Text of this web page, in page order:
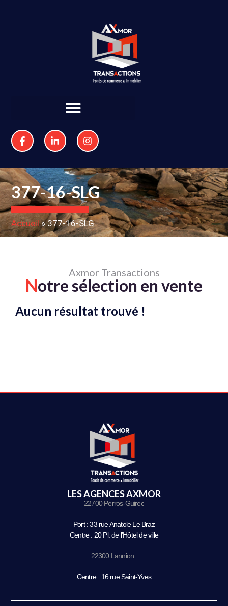
377-16-SLG
Accueil»377-16-SLG
Axmor Transactions
Notre sélection en vente
Aucun résultat trouvé !
LES AGENCES AXMOR
22700 Perros-Guirec
Port : 33 rue Anatole Le Braz
Centre : 20 Pl. de l’Hôtel de ville
22300 Lannion :
Centre : 16 rue Saint-Yves